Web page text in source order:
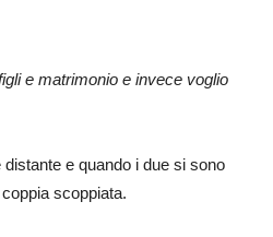
e matrimonio e invece voglio
e quando i due si sono
scoppiata.